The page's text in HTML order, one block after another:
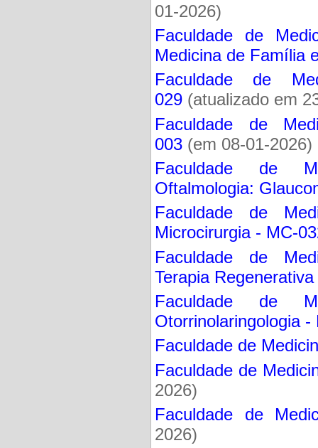
01-2026)
Faculdade de
Medicina de Família
Faculdade de
029 (atualizado em
Faculdade de
003 (em 08-01-2026)
Faculdade de
Oftalmologia:
Faculdade de
Microcirurgia - MC-
Faculdade de
Terapia
Faculdade de
Otorrinolaringologia -
Faculdade de
Faculdade de
2026)
Faculdade de
2026)